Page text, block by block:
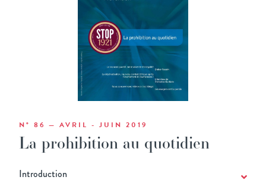
N° 86 — AVRIL - JUIN 2019
La prohibition au quotidien
Introduction